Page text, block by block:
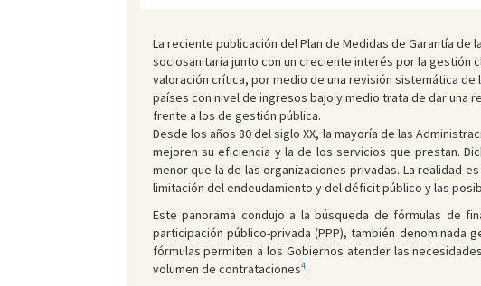
La reciente publicación del Plan de Medidas de Garantía de
sociosanitaria junto con un creciente interés por la gestión
valoración crítica, por medio de una revisión sistemática de
países con nivel de ingresos bajo y medio trata de dar una
frente a los de gestión pública.
Desde los años 80 del siglo XX, la mayoría de las
mejoren su eficiencia y la de los servicios que prestan.
menor que la de las organizaciones privadas. La realidad
limitación del endeudamiento y del déficit público y las
Este panorama condujo a la búsqueda de fórmulas de
participación público-privada (PPP), también denominada
fórmulas permiten a los Gobiernos atender las
volumen de contrataciones4.